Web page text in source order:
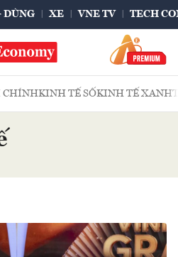
DÙNG XE VNE TV TECH
CHÍNHKINH TẾ SỐKINH TẾ XANH